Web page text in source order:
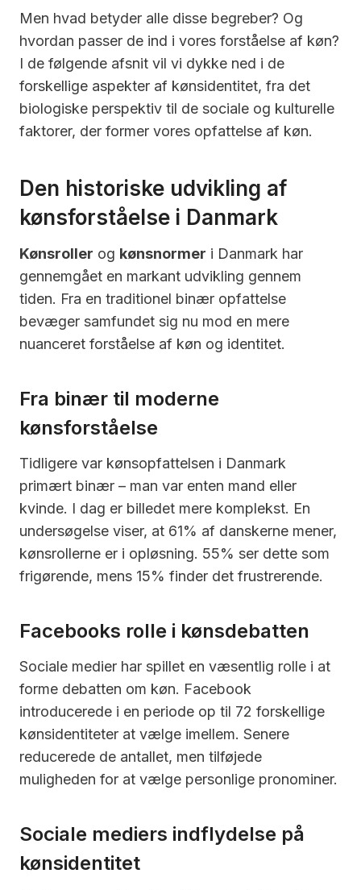
Men hvad betyder alle disse begreber? Og
hvordan passer de ind i vores forståelse af køn?
I de følgende afsnit vil vi dykke ned i de
forskellige aspekter af kønsidentitet, fra det
biologiske perspektiv til de sociale og kulturelle
faktorer, der former vores opfattelse af køn.
Den historiske udvikling af
kønsforståelse i Danmark
Kønsroller og kønsnormer i Danmark har
gennemgået en markant udvikling gennem
tiden. Fra en traditionel binær opfattelse
bevæger samfundet sig nu mod en mere
nuanceret forståelse af køn og identitet.
Fra binær til moderne
kønsforståelse
Tidligere var kønsopfattelsen i Danmark
primært binær – man var enten mand eller
kvinde. I dag er billedet mere komplekst. En
undersøgelse viser, at 61% af danskerne mener,
kønsrollerne er i opløsning. 55% ser dette som
frigørende, mens 15% finder det frustrerende.
Facebooks rolle i kønsdebatten
Sociale medier har spillet en væsentlig rolle i at
forme debatten om køn. Facebook
introducerede i en periode op til 72 forskellige
kønsidentiteter at vælge imellem. Senere
reducerede de antallet, men tilføjede
muligheden for at vælge personlige pronominer.
Sociale mediers indflydelse på
kønsidentitet